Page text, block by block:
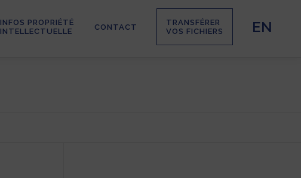
INFOS PROPRIÉTÉ
INTELLECTUELLE
CONTACT
TRANSFÉRER
VOS FICHIERS
EN